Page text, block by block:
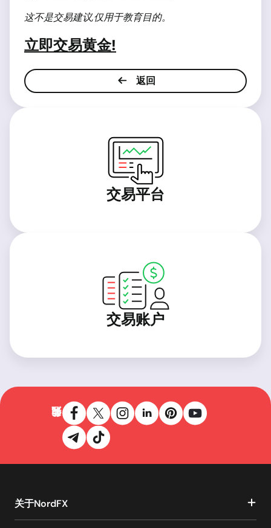
这不是交易建议,仅用于教育目的。
立即交易黄金!
返回
交易平台
交易账户
关于NordFX